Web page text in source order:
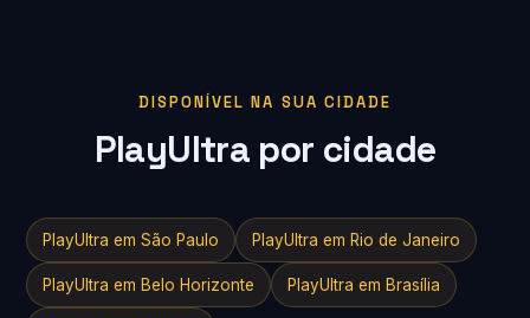
DISPONÍVEL NA SUA CIDADE
PlayUltra por cidade
PlayUltra em São Paulo PlayUltra em Rio de Janeiro
PlayUltra em Belo Horizonte PlayUltra em Brasília